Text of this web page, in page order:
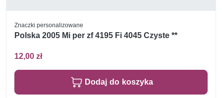
Znaczki personalizowane
Polska 2005 Mi per zf 4195 Fi 4045 Czyste **
12,00 zł
Dodaj do koszyka